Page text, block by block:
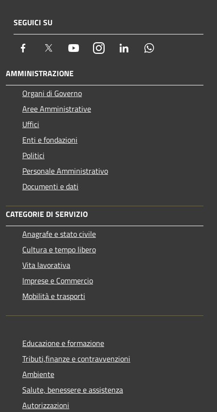
SEGUICI SU
Facebook Twitter YoutubeInstagram LinkedIn
AMMINISTRAZIONE
Organi di Governo
Aree Amministrative
Uffici
Enti e fondazioni
Politici
Personale Amministrativo
Documenti e dati
CATEGORIE DI SERVIZIO
Anagrafe e stato civile
Cultura e tempo libero
Vita lavorativa
Imprese e Commercio
Mobilità e trasporti
Educazione e formazione
Tributi,finanze e contravvenzioni
Ambiente
Salute, benessere e assistenza
Autorizzazioni